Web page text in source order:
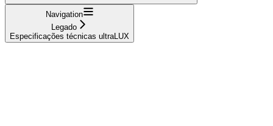
Navigation
Legado
Especificações técnicas ultraLUX